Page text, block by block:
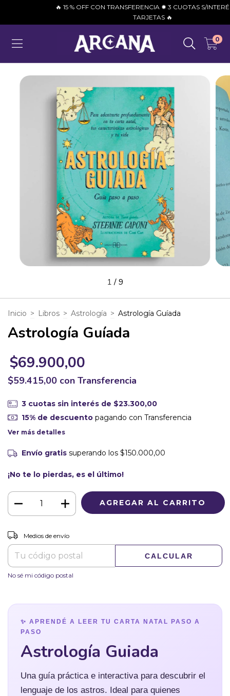
🔥 15 % OFF CON TRANSFERENCIA ✸ 3 CUOTAS S/INTERÉS CON
TARJETAS 🔥
0
1/9
Inicio > Libros > Astrología > Astrología Guíada
Astrología Guíada
$69.900,00
$59.415,00 con Transferencia
3 cuotas sin interés de $23.300,00
15% de descuentopagando con Transferencia
Ver más detalles
Envío gratis superando los $150.000,00
¡No te lo pierdas, es el último!
Entregas para el CP:
Medios de envío
CALCULAR
No sé mi código postal
✨ APRENDÉ A LEER TU CARTA NATAL PASO A
PASO
Astrología Guiada
Una guía práctica e interactiva para descubrir el
lenguaje de los astros. Ideal para quienes